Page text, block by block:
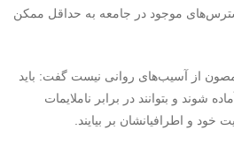
موجود در جامعه به حداقل ممکن
از آسیب‌های روانی نیست گفت: باید
شوند و بتوانند در برابر ناملایمات
خود و اطرافیانشان بر بیایند.